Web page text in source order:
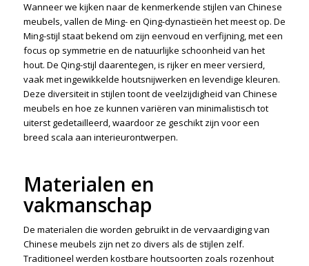
Wanneer we kijken naar de kenmerkende stijlen van Chinese
meubels, vallen de Ming- en Qing-dynastieën het meest op. De
Ming-stijl staat bekend om zijn eenvoud en verfijning, met een
focus op symmetrie en de natuurlijke schoonheid van het
hout. De Qing-stijl daarentegen, is rijker en meer versierd,
vaak met ingewikkelde houtsnijwerken en levendige kleuren.
Deze diversiteit in stijlen toont de veelzijdigheid van Chinese
meubels en hoe ze kunnen variëren van minimalistisch tot
uiterst gedetailleerd, waardoor ze geschikt zijn voor een
breed scala aan interieurontwerpen.
Materialen en
vakmanschap
De materialen die worden gebruikt in de vervaardiging van
Chinese meubels zijn net zo divers als de stijlen zelf.
Traditioneel werden kostbare houtsoorten zoals rozenhout